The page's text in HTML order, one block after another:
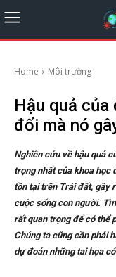
Home Môi trường
Hậu quả
đổi mà nó
Nghiên cứu về hậu quả
trọng nhất của khoa học
tồn tại trên Trái đất, gây
cuộc sống con người.
rất quan trọng để có thể
Chúng ta cũng cần phải
dự đoán những tai họa